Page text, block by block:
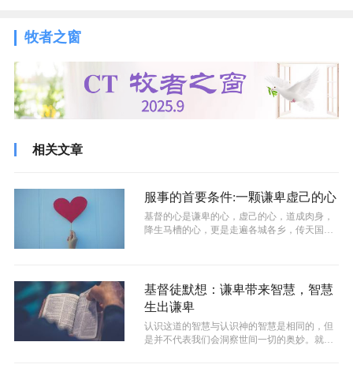
牧者之窗
相关文章
服事的首要条件:一颗谦卑虚己的心
基督的心是谦卑的心，虚己的心，道成肉身，
降生马槽的心，更是走遍各城各乡，传天国近
基督徒默想：谦卑带来智慧，智慧
生出谦卑
认识这道的智慧与认识神的智慧是相同的，但
是并不代表我们会洞察世间一切的奥妙。就像